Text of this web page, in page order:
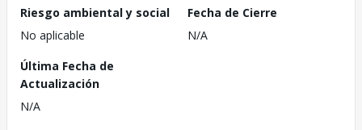
Riesgo ambiental y social
No aplicable
Fecha de Cierre
N/A
Última Fecha de
Actualización
N/A